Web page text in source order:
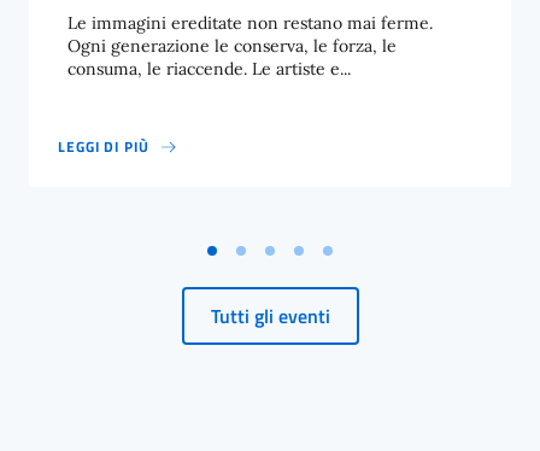
Le immagini ereditate non restano mai ferme.
Ogni generazione le conserva, le forza, le
consuma, le riaccende. Le artiste e...
LEGGI DI PIÙ
MOSTRA 'PITTURA ITALIANA OGGI. UNA NUOVA SCENA', AL POLO
Tutti gli eventi